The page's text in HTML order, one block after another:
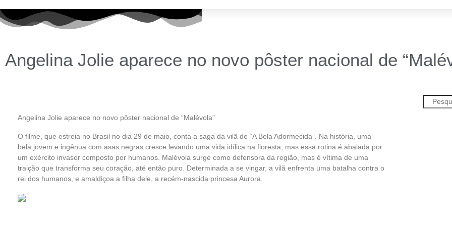
Angelina Jolie aparece no novo pôster nacional de
Angelina Jolie aparece no novo pôster nacional de “Malévola”
O filme, que estreia no Brasil no dia 29 de maio, conta a saga da vilã de “A Bela Adormecida”. Na história, uma
bela jovem e ingênua com asas negras cresce levando uma vida idílica na floresta, mas essa rotina é abalada por
um exército invasor composto por humanos. Malévola surge como defensora da região, mas é vítima de uma
traição que transforma seu coração, até então puro. Determinada a se vingar, a vilã enfrenta uma batalha contra o
rei dos humanos, e amaldiçoa a filha dele, a recém-nascida princesa Aurora.